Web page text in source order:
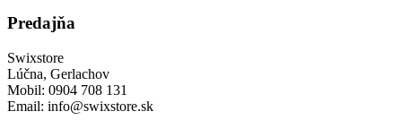
Predajňa
Swixstore
Lúčna, Gerlachov
Mobil: 0904 708 131
Email: info@swixstore.sk